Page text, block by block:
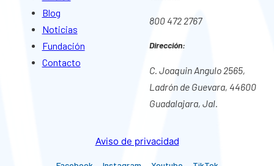
Blog
Noticias
Fundación
Contacto
800 472 2767
Dirección:
C. Joaquin Angulo 2565,
Ladrón de Guevara, 44600
Guadalajara, Jal.
Aviso de privacidad